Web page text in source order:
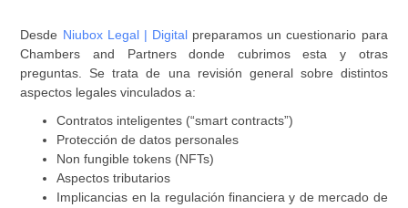
Desde Niubox Legal | Digital preparamos un cuestionario para
Chambers and Partners donde cubrimos esta y otras
preguntas. Se trata de una revisión general sobre distintos
aspectos legales vinculados a:
Contratos inteligentes (“smart contracts”)
Protección de datos personales
Non fungible tokens (NFTs)
Aspectos tributarios
Implicancias en la regulación financiera y de mercado de